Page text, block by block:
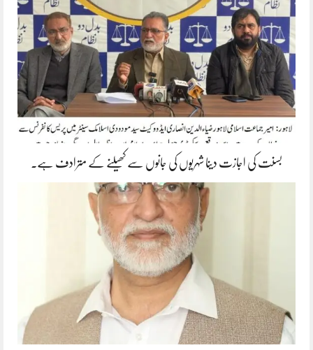
بسنت کی اجازت دینا شہریوں کی جانوں سے کھیلنے کے مترادف ہے۔